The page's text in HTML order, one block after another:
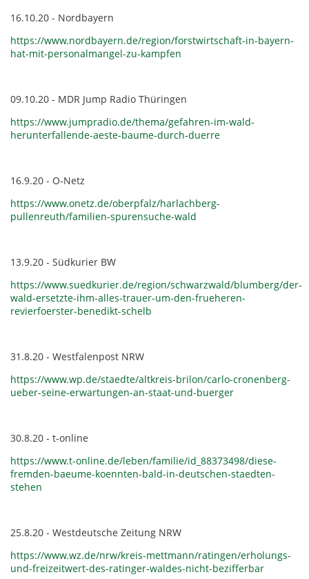
16.10.20 - Nordbayern
https://www.nordbayern.de/region/forstwirtschaft-in-bayern-
hat-mit-personalmangel-zu-kampfen
09.10.20 - MDR Jump Radio Thüringen
https://www.jumpradio.de/thema/gefahren-im-wald-
herunterfallende-aeste-baume-durch-duerre
16.9.20 - O-Netz
https://www.onetz.de/oberpfalz/harlachberg-
pullenreuth/familien-spurensuche-wald
13.9.20 - Südkurier BW
https://www.suedkurier.de/region/schwarzwald/blumberg/der-
wald-ersetzte-ihm-alles-trauer-um-den-frueheren-
revierfoerster-benedikt-schelb
31.8.20 - Westfalenpost NRW
https://www.wp.de/staedte/altkreis-brilon/carlo-cronenberg-
ueber-seine-erwartungen-an-staat-und-buerger
30.8.20 - t-online
https://www.t-online.de/leben/familie/id_88373498/diese-
fremden-baeume-koennten-bald-in-deutschen-staedten-
stehen
25.8.20 - Westdeutsche Zeitung NRW
https://www.wz.de/nrw/kreis-mettmann/ratingen/erholungs-
und-freizeitwert-des-ratinger-waldes-nicht-bezifferbar